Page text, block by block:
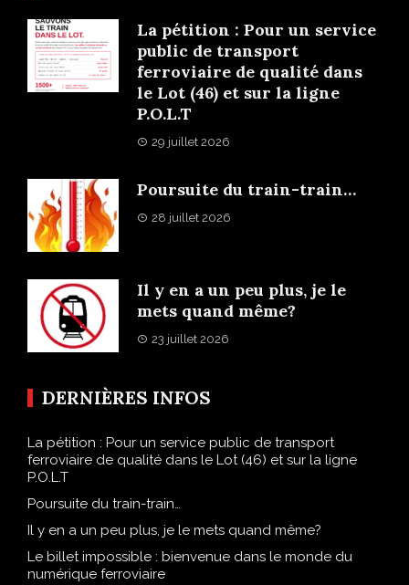
La pétition : Pour un service
public de transport
ferroviaire de qualité dans
le Lot (46) et sur la ligne
P.O.L.T
29 juillet 2026
Poursuite du train-train…
28 juillet 2026
Il y en a un peu plus, je le
mets quand même?
23 juillet 2026
DERNIÈRES INFOS
La pétition : Pour un service public de transport
ferroviaire de qualité dans le Lot (46) et sur la ligne
P.O.L.T
Poursuite du train-train…
Il y en a un peu plus, je le mets quand même?
Le billet impossible : bienvenue dans le monde du
numérique ferroviaire